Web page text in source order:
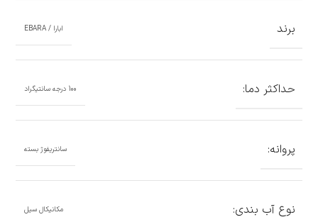
برند ابارا / EBARA
حداکثر دما: 100 درجه سانتیگراد
پروانه: سانتریفوژ بسته
نوع آب بندی: مکانیکال سیل